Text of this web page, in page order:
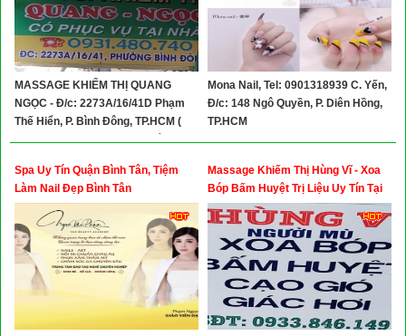
MASSAGE KHIẾM THỊ QUANG
NGỌC - Đ/c: 2273A/16/41D Phạm
Thế Hiển, P. Bình Đông, TP.HCM (
2273A/16/41D Phạm Thế Hiển, P. 6,
Mona Nail, Tel: 0901318939 C. Yến,
Đ/c: 148 Ngô Quyền, P. Diên Hồng,
TP.HCM
Spa Uy Tín Quận Bình Tân, Tiệm
Làm Nail Đẹp Bình Tân
Massage Khiếm Thị Hùng Vĩ - Xoa
Bóp Bấm Huyệt Trị Liệu Uy Tín Tại
Thủ Đức